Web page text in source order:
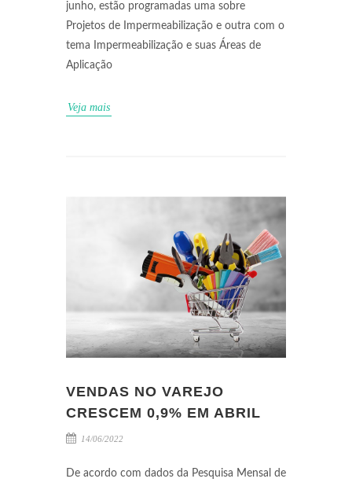
junho, estão programadas uma sobre
Projetos de Impermeabilização e outra com o
tema Impermeabilização e suas Áreas de
Aplicação
Veja mais
VENDAS NO VAREJO
CRESCEM 0,9% EM ABRIL
14/06/2022
De acordo com dados da Pesquisa Mensal de